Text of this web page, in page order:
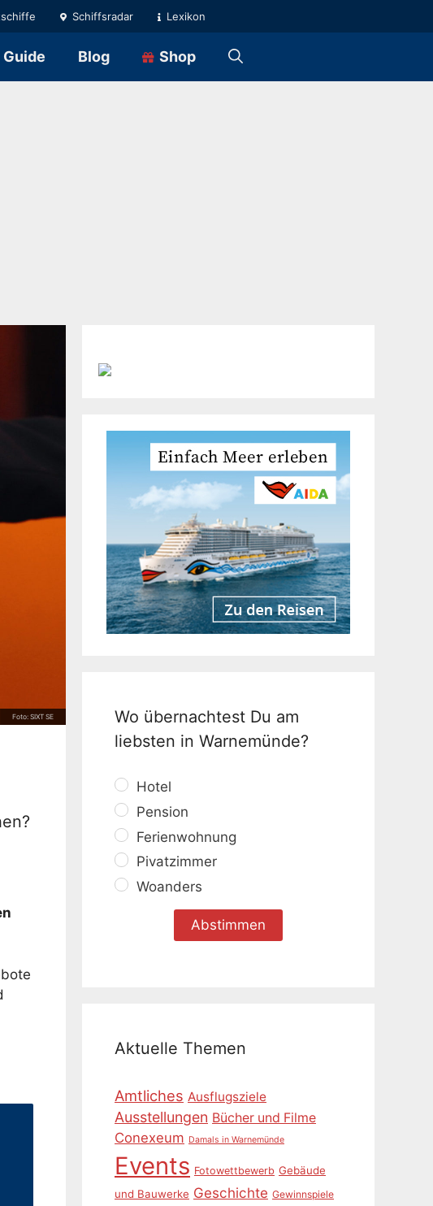
Schiffsradar Lexikon
Guide Blog Shop
Foto: SIXT SE
Wo übernachtest Du am
liebsten in Warnemünde?
Hotel
Pension
Ferienwohnung
Pivatzimmer
Woanders
Aktuelle Themen
Amtliches Ausflugsziele
Ausstellungen Bücher und Filme
Conexeum Damals in Warnemünde
Events Fotowettbewerb Gebäude
und Bauwerke Geschichte Gewinnspiele